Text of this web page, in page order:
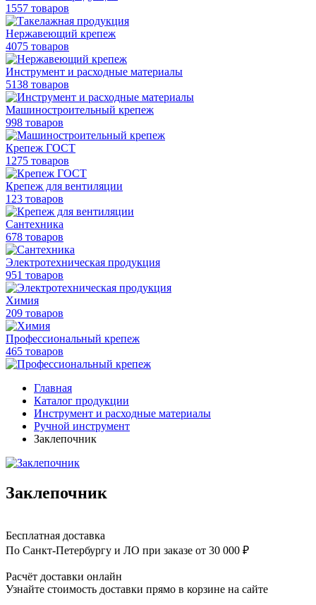
1557 товаров
Нержавеющий крепеж
4075 товаров
Инструмент и расходные материалы
5138 товаров
Машиностроительный крепеж
998 товаров
Крепеж ГОСТ
1275 товаров
Крепеж для вентиляции
123 товаров
Сантехника
678 товаров
Электротехническая продукция
951 товаров
Химия
209 товаров
Профессиональный крепеж
465 товаров
Главная
Каталог продукции
Инструмент и расходные материалы
Ручной инструмент
Заклепочник
Заклепочник
Бесплатная доставка
По Санкт-Петербургу и ЛО при заказе от 30 000 ₽
Расчёт доставки онлайн
Узнайте стоимость доставки прямо в корзине на сайте